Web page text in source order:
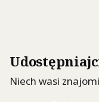
Niech wasi